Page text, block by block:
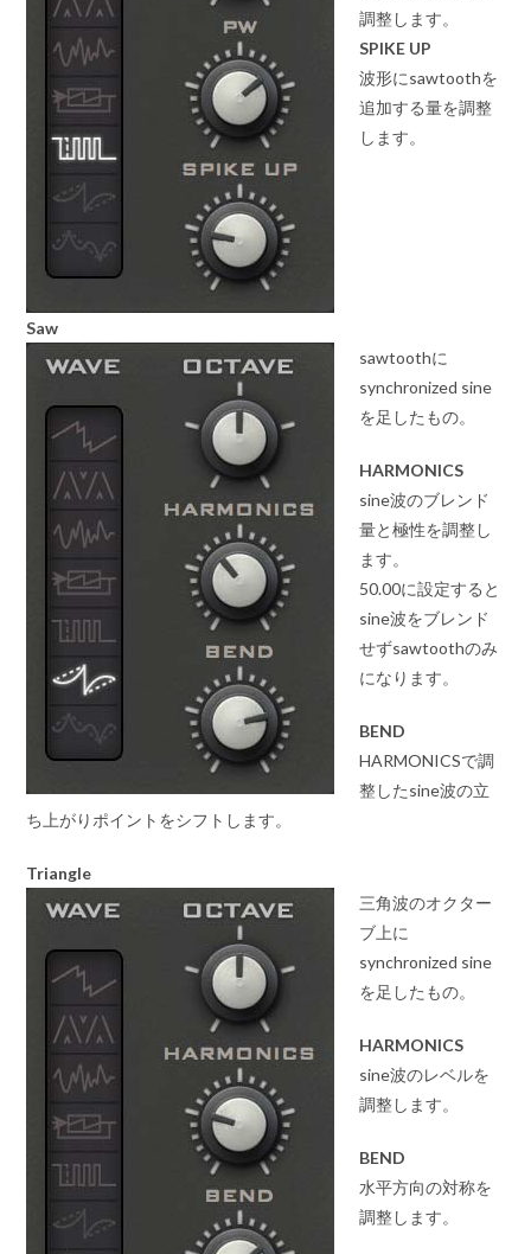
調整します。
SPIKE UP
波形にsawtoothを
追加する量を調整
します。
Saw
sawtoothに
synchronized sine
を足したもの。
HARMONICS
sine波のブレンド
量と極性を調整し
ます。
50.00に設定すると
sine波をブレンド
せずsawtoothのみ
になります。
BEND
HARMONICSで調
整したsine波の立
ち上がりポイントをシフトします。
Triangle
三角波のオクター
ブ上に
synchronized sine
を足したもの。
HARMONICS
sine波のレベルを
調整します。
BEND
水平方向の対称を
調整します。